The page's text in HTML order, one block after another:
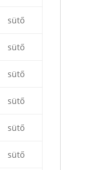
sütő
sütő
sütő
sütő
sütő
sütő